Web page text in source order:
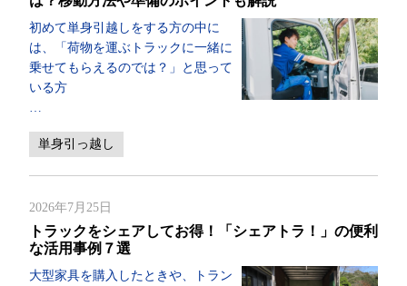
初めて単身引越しをする方の中に
は、「荷物を運ぶトラックに一緒に
乗せてもらえるのでは？」と思って
いる方
…
単身引っ越し
2026年7月25日
トラックをシェアしてお得！「シェアトラ！」の便利
な活用事例７選
大型家具を購入したときや、トラン